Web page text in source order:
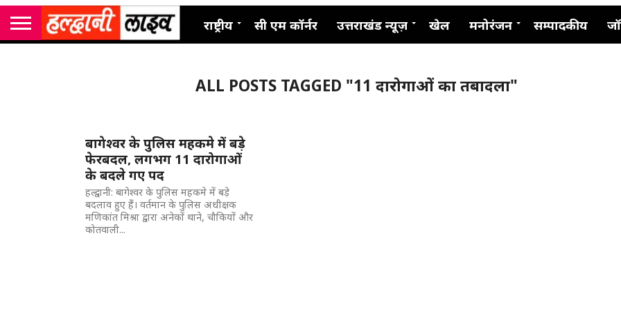
राष्ट्रीय सी एम कॉर्नर उत्तराखंड न्यूज़ खेल मनोरंजन सम्पादकीय
ALL POSTS TAGGED "11 दारोगाओं का तबादला"
बागेश्वर के पुलिस महकमे में बड़े
फेरबदल, लगभग 11 दारोगाओं
के बदले गए पद
हल्द्वानी: बागेश्वर के पुलिस महकमे में बड़े
बदलाव हुए हैं। वर्तमान के पुलिस अधीक्षक
मणिकांत मिश्रा द्वारा अनेकों थाने, चौकियों और
कोतवाली...